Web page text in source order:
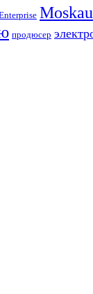
Moskau
продюсер